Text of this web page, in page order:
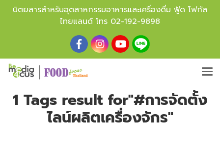
นิตยสารสำหรับอุตสาหกรรมอาหารและเครื่องดื่ม ฟู้ด โฟกัส
ไทยแลนด์ โทร 02-192-9898
1 Tags result for"#การจัดตั้ง
ไลน์ผลิตเครื่องจักร"